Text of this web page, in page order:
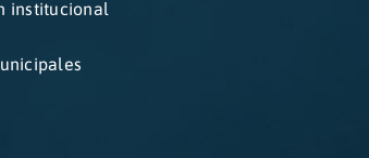
institucional